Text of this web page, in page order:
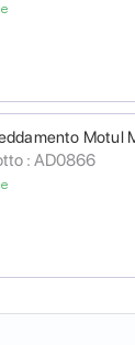
Motul
: AD0866